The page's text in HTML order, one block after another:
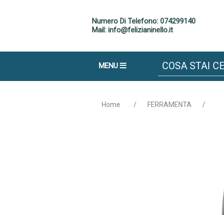
Numero Di Telefono: 074299140
Mail: info@felizianinello.it
MENU
Home / FERRAMENTA /